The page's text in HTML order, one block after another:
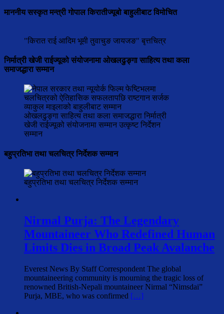
माननीय सस्कृत मन्त्री गोपाल किरातीज्यूबो बाहुलीबाट विमोचित
"किरात राई आदिम भूमी तुवाचुङ जायजङ" बृत्तचित्र
निर्मात्री खेजी राईज्यूको संयोजनामा ओखलढुङ्गा साहित्य तथा कला
समाजद्धारा सम्मान
ओखलढुङ्गा साहित्य तथा कला समाजद्धारा निर्मात्री
खेजी राईज्यूको संयोजनामा सम्मान उत्कृष्ट निर्देशन
सम्मान
बहुप्रतिभा तथा चलचित्र निर्देशक सम्मान
बहुप्रतिभा तथा चलचित्र निर्देशक सम्मान
Nirmal Purja: The Legendary
Mountaineer Who Redefined Human
Limits Dies in Broad Peak Avalanche
Everest News By Staff Correspondent The global
mountaineering community is mourning the tragic loss of
renowned British-Nepali mountaineer Nirmal “Nimsdai”
Purja, MBE, who was confirmed […]